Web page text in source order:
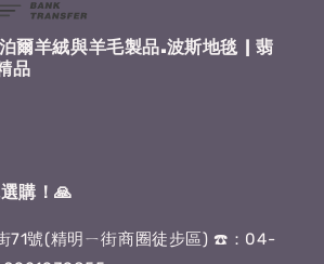
爾羊絨與羊毛製品.波斯地毯 | 翡
品
購！🙏
71號(精明ㄧ街商圈徒步區) ☎️：04-